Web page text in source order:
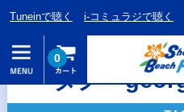
Tuneinで聴く i-コミュラジで聴く
0
タグ「